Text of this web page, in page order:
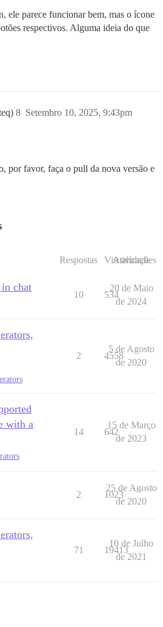
ele parece funcionar bem, mas o ícone
respectivos. Alguma ideia do que
Setembro 10, 2025, 9:43pm
8
por favor, faça o pull da nova versão e
Respostas Visualizações
Atividade
chat
10 534
20 de Maio
de 2024
2 4558
5 de Agosto
de 2020
with a
14 642
15 de Março
de 2023
2 1023
25 de Agosto
de 2020
71 19413
10 de Julho
de 2021